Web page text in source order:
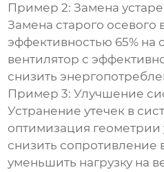
Пример 2: Замена
Замена старого осевого
эффективностью 65% на
вентилятор с
снизить
Пример 3: Улучшение
Устранение утечек в
оптимизация геометрии
снизить сопротивление
уменьшить нагрузку на